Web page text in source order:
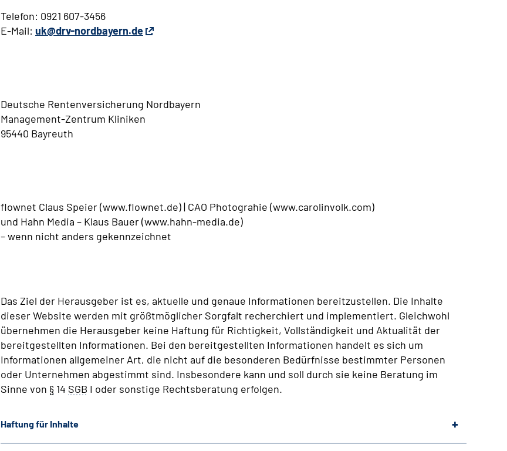
Telefon: 0921 607-3456
E-Mail: uk@drv-nordbayern.de
Deutsche Rentenversicherung Nordbayern
Management-Zentrum Kliniken
95440 Bayreuth
flownet Claus Speier (www.flownet.de) | CAO Photograhie (www.carolinvolk.com)
und Hahn Media – Klaus Bauer (www.hahn-media.de)
– wenn nicht anders gekennzeichnet
Das Ziel der Herausgeber ist es, aktuelle und genaue Informationen bereitzustellen. Die Inhalte
dieser Website werden mit größtmöglicher Sorgfalt recherchiert und implementiert. Gleichwohl
übernehmen die Herausgeber keine Haftung für Richtigkeit, Vollständigkeit und Aktualität der
bereitgestellten Informationen. Bei den bereitgestellten Informationen handelt es sich um
Informationen allgemeiner Art, die nicht auf die besonderen Bedürfnisse bestimmter Personen
oder Unternehmen abgestimmt sind. Insbesondere kann und soll durch sie keine Beratung im
Sinne von § 14 SGB I oder sonstige Rechtsberatung erfolgen.
Haftung für Inhalte